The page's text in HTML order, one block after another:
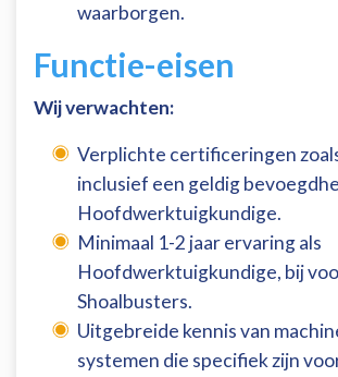
waarborgen.
Functie-eisen
Wij verwachten:
Verplichte certificeringen
inclusief een geldig
Hoofdwerktuigkundige.
Minimaal 1-2 jaar ervaring als
Hoofdwerktuigkundige, bij
Shoalbusters.
Uitgebreide kennis van
systemen die specifiek zijn